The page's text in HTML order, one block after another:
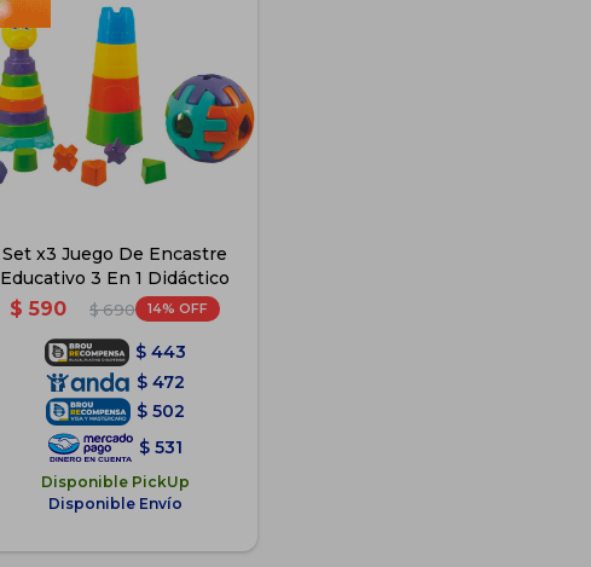
Set x3 Juego De Encastre
Educativo 3 En 1 Didáctico
$ 590 $ 690 14
$ 443
$ 472
$ 502
$ 531
Disponible PickUp
Disponible Envío